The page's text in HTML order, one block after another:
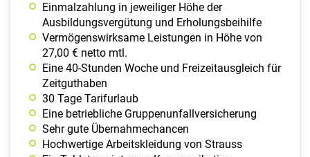
Einmalzahlung in jeweiliger Höhe der
Ausbildungsvergütung und Erholungsbeihilfe
Vermögenswirksame Leistungen in Höhe von
27,00 € netto mtl.
Eine 40-Stunden Woche und Freizeitausgleich für
Zeitguthaben
30 Tage Tarifurlaub
Eine betriebliche Gruppenunfallversicherung
Sehr gute Übernahmechancen
Hochwertige Arbeitskleidung von Strauss